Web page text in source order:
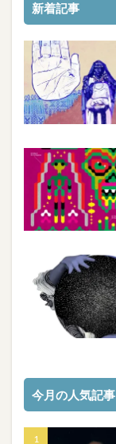
新着記事
今月の人気記事